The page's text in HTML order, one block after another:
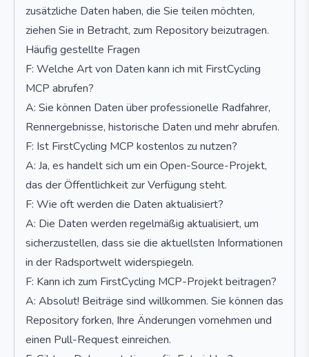
zusätzliche Daten haben, die Sie teilen möchten,
ziehen Sie in Betracht, zum Repository beizutragen.
Häufig gestellte Fragen
F: Welche Art von Daten kann ich mit FirstCycling
MCP abrufen?
A: Sie können Daten über professionelle Radfahrer,
Rennergebnisse, historische Daten und mehr abrufen.
F: Ist FirstCycling MCP kostenlos zu nutzen?
A: Ja, es handelt sich um ein Open-Source-Projekt,
das der Öffentlichkeit zur Verfügung steht.
F: Wie oft werden die Daten aktualisiert?
A: Die Daten werden regelmäßig aktualisiert, um
sicherzustellen, dass sie die aktuellsten Informationen
in der Radsportwelt widerspiegeln.
F: Kann ich zum FirstCycling MCP-Projekt beitragen?
A: Absolut! Beiträge sind willkommen. Sie können das
Repository forken, Ihre Änderungen vornehmen und
einen Pull-Request einreichen.